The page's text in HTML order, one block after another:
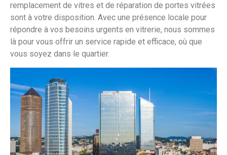
remplacement de vitres et de réparation de portes vitrées
sont à votre disposition. Avec une présence locale pour
répondre à vos besoins urgents en vitrerie, nous sommes
là pour vous offrir un service rapide et efficace, où que
vous soyez dans le quartier.